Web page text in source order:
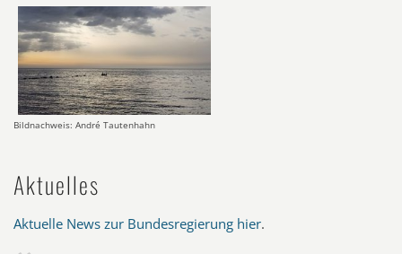
Bildnachweis: André Tautenhahn
Aktuelles
Aktuelle News zur Bundesregierung hier.